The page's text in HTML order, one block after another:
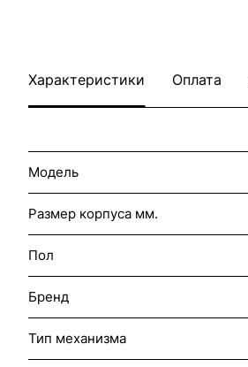
Характеристики Оплата
Модель
Размер корпуса мм.
Пол
Бренд
Тип механизма